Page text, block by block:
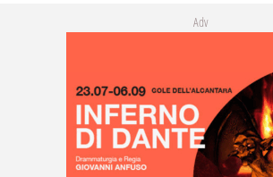
Adv